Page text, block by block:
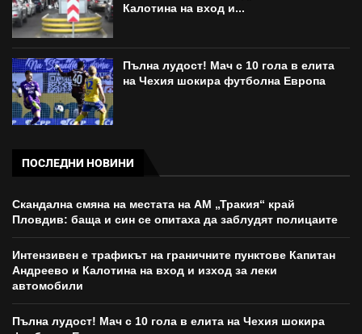
Калотина на вход и...
Пълна лудост! Мач с 10 гола в елита
на Чехия шокира футболна Европа
ПОСЛЕДНИ НОВИНИ
Скандална смяна на местата на АМ „Тракия“ край
Пловдив: баща и син се опитаха да заблудят полицаите
Интензивен е трафикът на граничните пунктове Капитан
Андреево и Калотина на вход и изход за леки
автомобили
Пълна лудост! Мач с 10 гола в елита на Чехия шокира